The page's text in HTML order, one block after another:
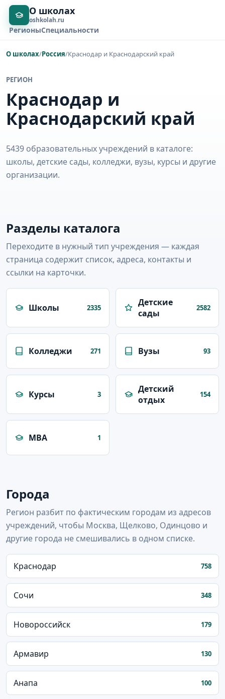
О школах
oshkolah.ru
РегионыСпециальности
О школах/Россия/Краснодар и Краснодарский край
РЕГИОН
Краснодар и
Краснодарский край
5439 образовательных учреждений в каталоге:
школы, детские сады, колледжи, вузы, курсы и другие
организации.
Разделы каталога
Переходите в нужный тип учреждения — каждая
страница содержит список, адреса, контакты и
ссылки на карточки.
Школы 2335
Детские
сады
2582
Колледжи 271 Вузы 93
Курсы 3
Детский
отдых
154
MBA 1
Города
Регион разбит по фактическим городам из адресов
учреждений, чтобы Москва, Щелково, Одинцово и
другие города не смешивались в одном списке.
Краснодар 758
Сочи 348
Новороссийск 179
Армавир 130
Анапа 100